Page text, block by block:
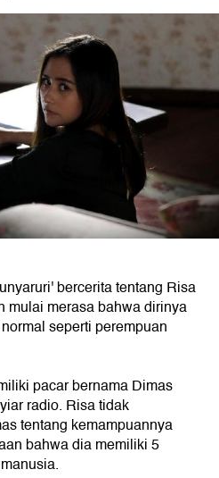
bercerita tentang Risa
mulai merasa bahwa dirinya
seperti perempuan
pacar bernama Dimas
radio. Risa tidak
tentang kemampuannya
bahwa dia memiliki 5